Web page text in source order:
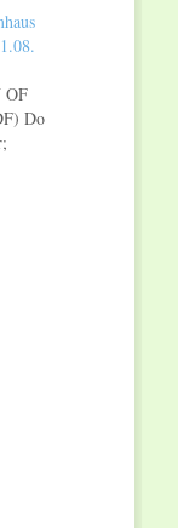
OF
Do
Do